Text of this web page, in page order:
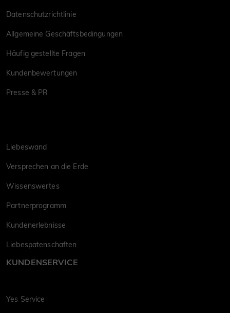
Datenschutzrichtlinie
Allgemeine Geschäftsbedingungen
Häufig gestellte Fragen
Kundenbewertungen
Presse & PR
Liebeswand
Versprechen an die Erde
Wissenswertes
Partnerprogramm
Kundenerlebnisse
Liebespatenschaften
KUNDENSERVICE
Yes Service